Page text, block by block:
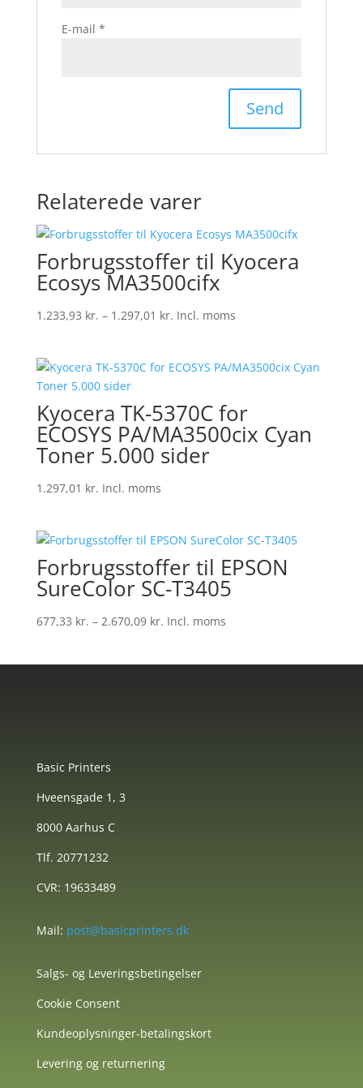
E-mail *
Relaterede varer
Forbrugsstoffer til Kyocera
Ecosys MA3500cifx
1.233,93 kr. – 1.297,01 kr.Prisinterval:
1.297,01 kr.
Incl. moms
Kyocera TK-5370C for
ECOSYS PA/MA3500cix Cyan
Toner 5.000 sider
1.297,01 kr. Incl. moms
Forbrugsstoffer til EPSON
SureColor SC-T3405
677,33 kr. – 2.670,09 kr.Prisinterval:
Incl. moms
Basic Printers
Hveensgade 1, 3
8000 Aarhus C
Tlf. 20771232
CVR: 19633489
Mail: post@basicprinters.dk
Salgs- og Leveringsbetingelser
Cookie Consent
Kundeoplysninger-betalingskort
Levering og returnering